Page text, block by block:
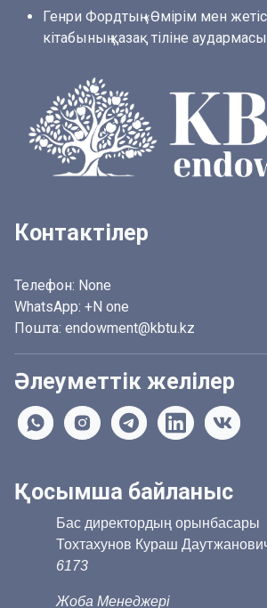
Генри Фордтың «Өмірім мен
кітабының қазақ тіліне аудармасы
Контактілер
Телефон: None
WhatsApp: +N one
Пошта: endowment@kbtu.kz
Әлеуметтік желілер
Қосымша байланыс
Бас директордың орынбасары
Тохтахунов Кураш
6173
Жоба Менеджері